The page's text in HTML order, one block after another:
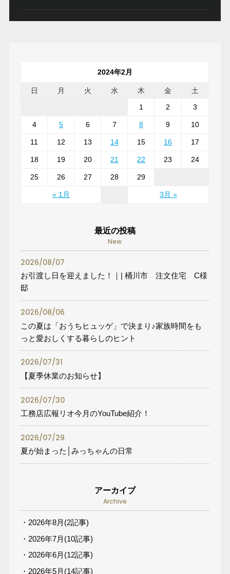
2024年2月
日 月 火 水 木 金 土
« 1月 3月 »
1 2 3
4 5 6 7 8 9 10
11 12 13 14 15 16 17
18 19 20 21 22 23 24
25 26 27 28 29
最近の投稿
New
2026/08/07
お引渡し日を迎えました！｜| 桶川市 注文住宅 C様
邸
2026/08/06
この夏は「おうちヒュッゲ」で決まり♪家族時間をも
っと愛おしくする暮らしのヒント
2026/07/31
【夏季休業のお知らせ】
2026/07/30
工務店広報リオ今月のYouTube紹介！
2026/07/29
夏が始まった│みっちゃんの日常
アーカイブ
Archive
・2026年8月(2記事)
・2026年7月(10記事)
・2026年6月(12記事)
・2026年5月(14記事)